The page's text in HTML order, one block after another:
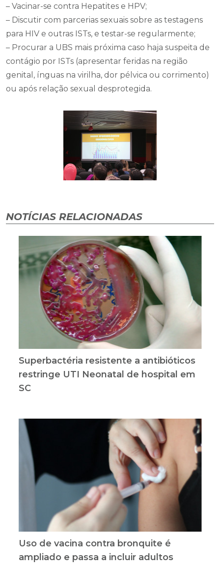
– Vacinar-se contra Hepatites e HPV;
– Discutir com parcerias sexuais sobre as testagens
para HIV e outras ISTs, e testar-se regularmente;
– Procurar a UBS mais próxima caso haja suspeita de
contágio por ISTs (apresentar feridas na região
genital, ínguas na virilha, dor pélvica ou corrimento)
ou após relação sexual desprotegida.
NOTÍCIAS RELACIONADAS
Superbactéria resistente a antibióticos
restringe UTI Neonatal de hospital em
SC
Uso de vacina contra bronquite é
ampliado e passa a incluir adultos